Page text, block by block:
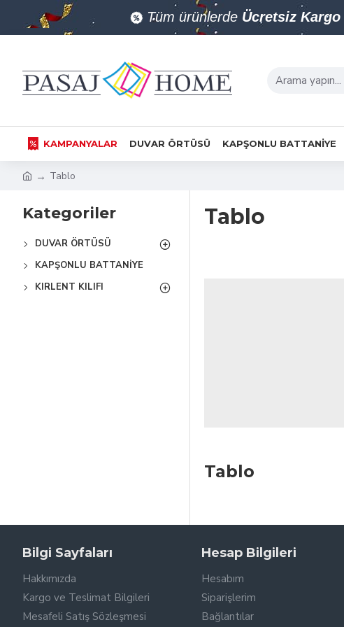
Tüm ürünlerde Ücretsiz Kargo
KAMPANYALAR DUVAR ÖRTÜSÜ KAPŞONLU BATTANIYE
Tablo
Kategoriler
DUVAR ÖRTÜSÜ
KAPŞONLU BATTANIYE
KIRLENT KILIFI
Tablo
Tablo
Bilgi Sayfaları
Hakkımızda
Kargo ve Teslimat Bilgileri
Mesafeli Satış Sözleşmesi
Hesap Bilgileri
Hesabım
Siparişlerim
Bağlantılar